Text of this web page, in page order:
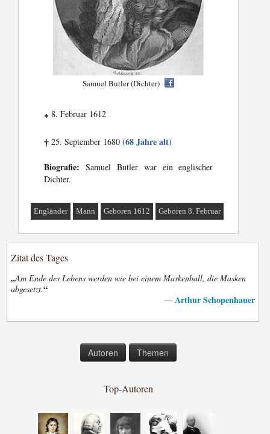
Samuel Butler (Dichter)
* 8. Februar 1612
† 25. September 1680(68 Jahre alt)
Biografie: Samuel Butler war ein englischer
Dichter.
Engländer Mann Geboren 1612 Geboren 8. Februar
Zitat des Tages
„Am Ende des Lebens werden wie bei einem Maskenball, die Masken
abgesetzt.“
— Arthur Schopenhauer
Autoren Themen
Top-Autoren